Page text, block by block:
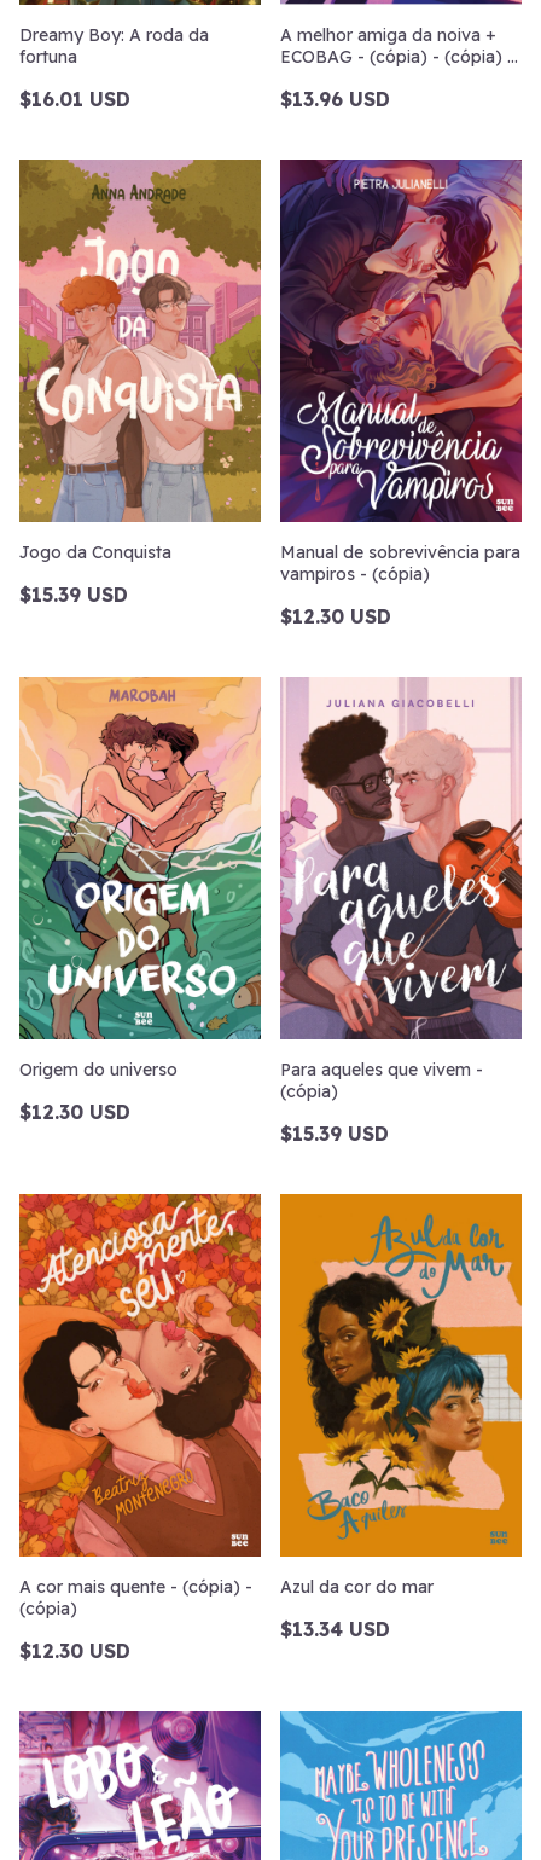
Dreamy Boy: A roda da
fortuna
$16.01 USD
A melhor amiga da noiva +
ECOBAG - (cópia) - (cópia) -
$13.96 USD
Jogo da Conquista
$15.39 USD
Manual de sobrevivência para
vampiros - (cópia)
$12.30 USD
Origem do universo
$12.30 USD
Para aqueles que vivem -
(cópia)
$15.39 USD
A cor mais quente - (cópia) -
(cópia)
$12.30 USD
Azul da cor do mar
$13.34 USD